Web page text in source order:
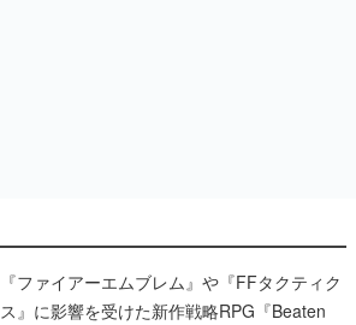
『ファイアーエムブレム』や『FFタクティク
ス』に影響を受けた新作戦略RPG『Beaten